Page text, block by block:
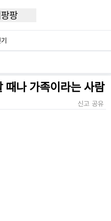
팡
때나 가족이라는 사람
신고 공유